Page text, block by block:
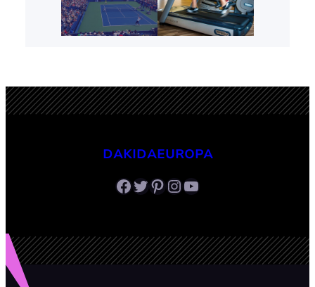
DAKIDAEUROPA
Facebook Twitter Pinterest InstagramYoutube